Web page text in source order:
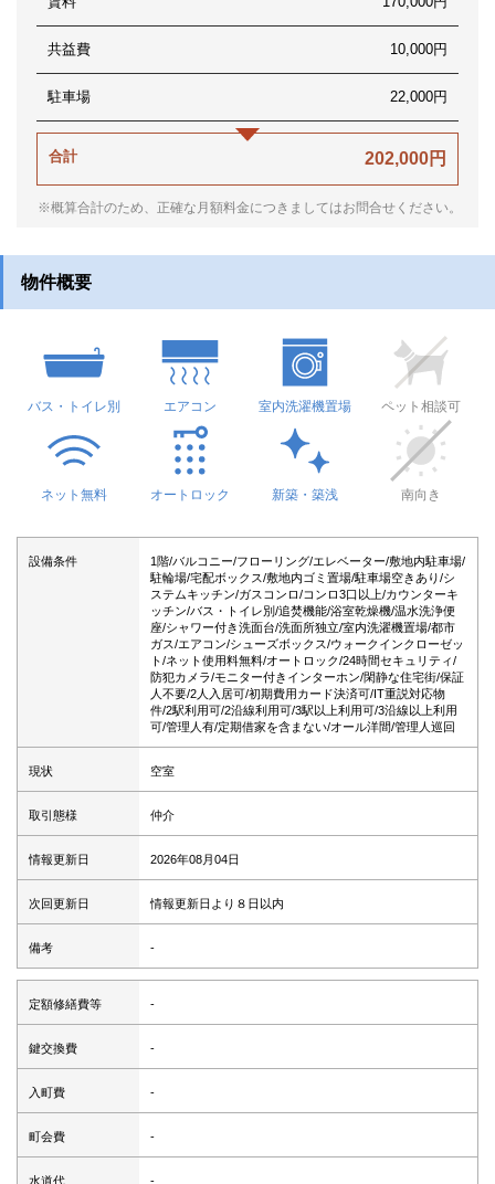
共益費 10,000円
駐車場 22,000円
合計 202,000円
※概算合計のため、正確な月額料金につきましてはお問合せください。
物件概要
バス・トイレ別 エアコン 室内洗濯機置場 ペット相談可
ネット無料 オートロック 新築・築浅 南向き
設備条件
1階/バルコニー/フローリング/エレベーター/敷地内駐車場/
駐輪場/宅配ボックス/敷地内ゴミ置場/駐車場空きあり/シ
ステムキッチン/ガスコンロ/コンロ3口以上/カウンターキ
ッチン/バス・トイレ別/追焚機能/浴室乾燥機/温水洗浄便
座/シャワー付き洗面台/洗面所独立/室内洗濯機置場/都市
ガス/エアコン/シューズボックス/ウォークインクローゼッ
ト/ネット使用料無料/オートロック/24時間セキュリティ/
防犯カメラ/モニター付きインターホン/閑静な住宅街/保証
人不要/2人入居可/初期費用カード決済可/IT重説対応物
件/2駅利用可/2沿線利用可/3駅以上利用可/3沿線以上利用
可/管理人有/定期借家を含まない/オール洋間/管理人巡回
現状 空室
取引態様 仲介
情報更新日 2026年08月04日
次回更新日 情報更新日より８日以内
備考 -
定額修繕費等 -
鍵交換費 -
入町費 -
町会費 -
水道代 -